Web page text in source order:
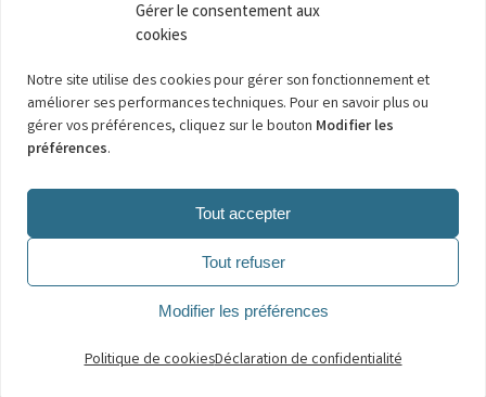
Gérer le consentement aux
cookies
Notre site utilise des cookies pour gérer son fonctionnement et
améliorer ses performances techniques. Pour en savoir plus ou
gérer vos préférences, cliquez sur le bouton Modifier les
préférences.
Tout accepter
Tout refuser
Modifier les préférences
Politique de cookiesDéclaration de confidentialité
Veuillez vous connecter pour commenter
COMMENTAIRES